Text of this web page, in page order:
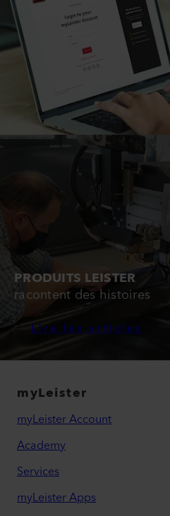
PRODUITS LEISTER
racontent des histoires
Lire les articles
myLeister
myLeister Account
Academy
Services
myLeister Apps